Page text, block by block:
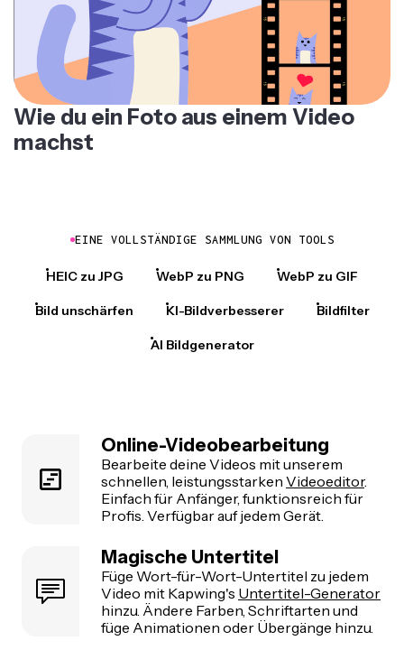
Wie du ein Foto aus einem Video
machst
EINE VOLLSTÄNDIGE SAMMLUNG VON TOOLS
HEIC zu JPG WebP zu PNG WebP zu GIF
Bild unschärfen KI-Bildverbesserer Bildfilter
AI Bildgenerator
Online-Videobearbeitung
Bearbeite deine Videos mit unserem
schnellen, leistungsstarken Videoeditor.
Einfach für Anfänger, funktionsreich für
Profis. Verfügbar auf jedem Gerät.
Magische Untertitel
Füge Wort-für-Wort-Untertitel zu jedem
Video mit Kapwing's Untertitel-Generator
hinzu. Ändere Farben, Schriftarten und
füge Animationen oder Übergänge hinzu.